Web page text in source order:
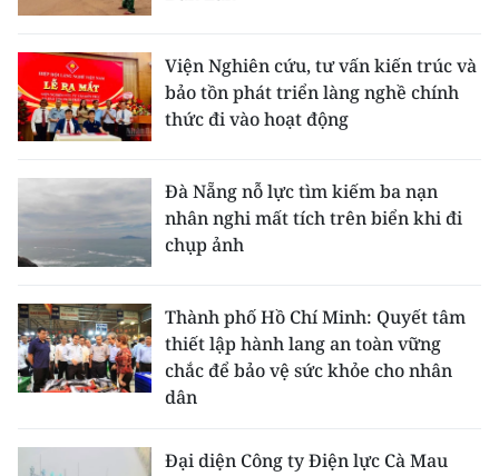
Viện Nghiên cứu, tư vấn kiến trúc và
bảo tồn phát triển làng nghề chính
thức đi vào hoạt động
Đà Nẵng nỗ lực tìm kiếm ba nạn
nhân nghi mất tích trên biển khi đi
chụp ảnh
Thành phố Hồ Chí Minh: Quyết tâm
thiết lập hành lang an toàn vững
chắc để bảo vệ sức khỏe cho nhân
dân
Đại diện Công ty Điện lực Cà Mau